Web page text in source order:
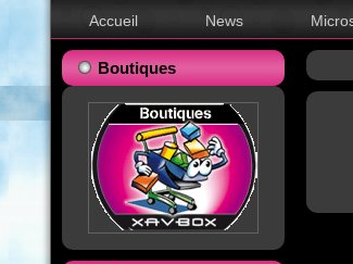
Accueil News
Boutiques